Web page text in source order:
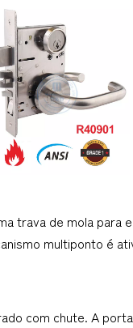
trava de mola para
multiponto é
com chute. A